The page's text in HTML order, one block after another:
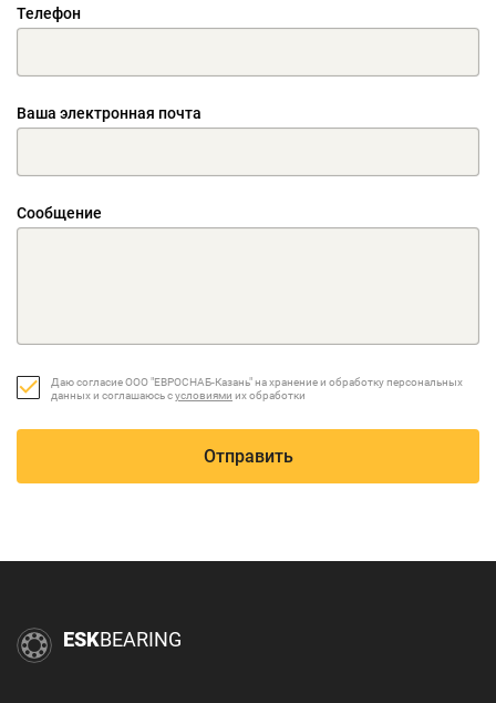
Телефон
Ваша электронная почта
Сообщение
Даю согласие ООО "ЕВРОСНАБ-Казань" на хранение и обработку персональных
данных и соглашаюсь сусловиями их обработки
Отправить
ESKBEARING